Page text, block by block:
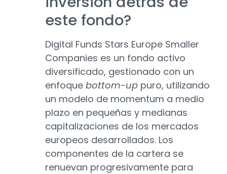
este fondo?
Digital Funds Stars Europe Smaller
Companies es un fondo activo
diversificado, gestionado con un
enfoque bottom-up puro, utilizando
un modelo de momentum a medio
plazo en pequeñas y medianas
capitalizaciones de los mercados
europeos desarrollados. Los
componentes de la cartera se
renuevan progresivamente para